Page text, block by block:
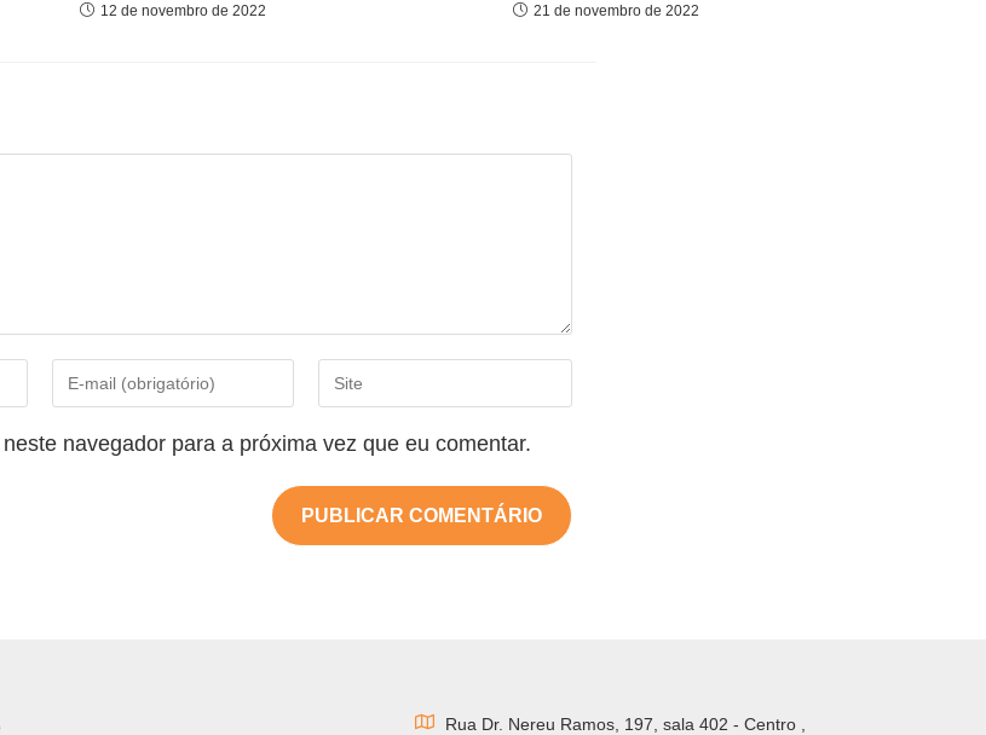
12 de novembro de 2022 21 de novembro de 2022
navegador para a próxima vez que eu comentar.
Rua Dr. Nereu Ramos, 197, sala 402 - Centro ,